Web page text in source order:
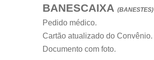
BANESCAIXA (BANESTES)
Pedido médico.
Cartão atualizado do Convênio.
Documento com foto.